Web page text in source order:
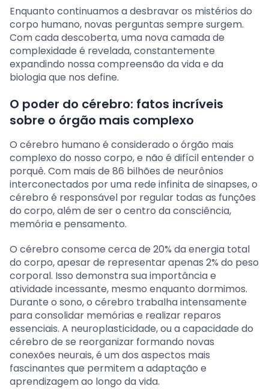
Enquanto continuamos a desbravar os mistérios do
corpo humano, novas perguntas sempre surgem.
Com cada descoberta, uma nova camada de
complexidade é revelada, constantemente
expandindo nossa compreensão da vida e da
biologia que nos define.
O poder do cérebro: fatos incríveis
sobre o órgão mais complexo
O cérebro humano é considerado o órgão mais
complexo do nosso corpo, e não é difícil entender o
porquê. Com mais de 86 bilhões de neurônios
interconectados por uma rede infinita de sinapses, o
cérebro é responsável por regular todas as funções
do corpo, além de ser o centro da consciência,
memória e pensamento.
O cérebro consome cerca de 20% da energia total
do corpo, apesar de representar apenas 2% do peso
corporal. Isso demonstra sua importância e
atividade incessante, mesmo enquanto dormimos.
Durante o sono, o cérebro trabalha intensamente
para consolidar memórias e realizar reparos
essenciais. A neuroplasticidade, ou a capacidade do
cérebro de se reorganizar formando novas
conexões neurais, é um dos aspectos mais
fascinantes que permitem a adaptação e
aprendizagem ao longo da vida.